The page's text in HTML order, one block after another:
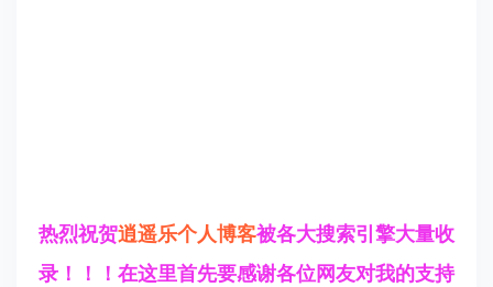
热烈祝贺逍遥乐个人博客被各大搜索引擎大量收
录！！！在这里首先要感谢各位网友对我的支持